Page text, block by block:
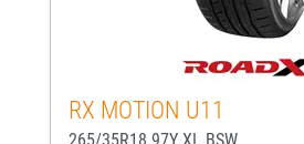
RX MOTION U11